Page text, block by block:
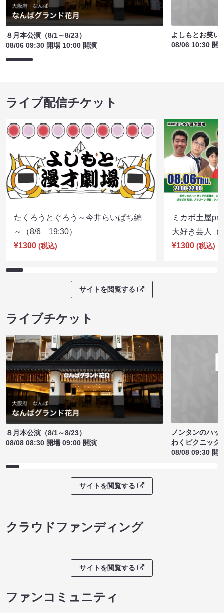
８月本公演（8/1～8/23）
08/06 09:30 開場 10:00 開演
よしもとお笑い
08/06 10:30 開
ライブ配信チケット
たくろうとぐろう～今井らいぱち編
～（8/6 19:30）
¥1300 (税込)
ミカボ土屋
大好き芸人
¥1300 (税込)
サイトを閲覧する
ライブチケット
８月本公演（8/1～8/23）
08/08 08:30 開場 09:00 開演
ノンタンのハッ
わくピクニック
08/08 09:30 開
サイトを閲覧する
クラウドファンディング
サイトを閲覧する
ファンコミュニティ